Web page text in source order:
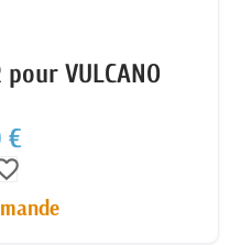
VULCANO
€